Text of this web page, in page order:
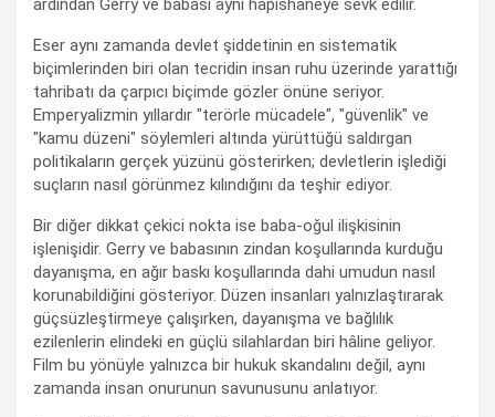
ardından Gerry ve babası aynı hapishaneye sevk edilir.
Eser aynı zamanda devlet şiddetinin en sistematik
biçimlerinden biri olan tecridin insan ruhu üzerinde yarattığı
tahribatı da çarpıcı biçimde gözler önüne seriyor.
Emperyalizmin yıllardır "terörle mücadele", "güvenlik" ve
"kamu düzeni" söylemleri altında yürüttüğü saldırgan
politikaların gerçek yüzünü gösterirken; devletlerin işlediği
suçların nasıl görünmez kılındığını da teşhir ediyor.
Bir diğer dikkat çekici nokta ise baba-oğul ilişkisinin
işlenişidir. Gerry ve babasının zindan koşullarında kurduğu
dayanışma, en ağır baskı koşullarında dahi umudun nasıl
korunabildiğini gösteriyor. Düzen insanları yalnızlaştırarak
güçsüzleştirmeye çalışırken, dayanışma ve bağlılık
ezilenlerin elindeki en güçlü silahlardan biri hâline geliyor.
Film bu yönüyle yalnızca bir hukuk skandalını değil, aynı
zamanda insan onurunun savunusunu anlatıyor.